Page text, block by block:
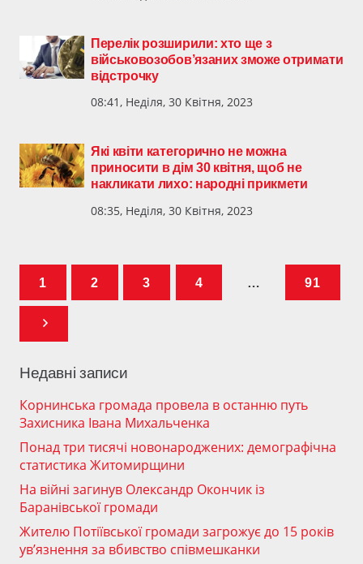
Перелік розширили: хто ще з
військовозобов’язаних зможе отримати
відстрочку
08:41, Неділя, 30 Квітня, 2023
Які квіти категорично не можна
приносити в дім 30 квітня, щоб не
накликати лихо: народні прикмети
08:35, Неділя, 30 Квітня, 2023
1 2 3 4 … 91
Недавні записи
Корнинська громада провела в останню путь
Захисника Івана Михальченка
Понад три тисячі новонароджених: демографічна
статистика Житомирщини
На війні загинув Олександр Окончик із
Баранівської громади
Жителю Потіївської громади загрожує до 15 років
ув’язнення за вбивство співмешканки